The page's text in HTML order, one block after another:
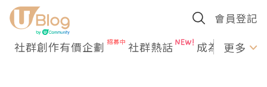
會員登記
社群創作有價企劃 社群熱話 成為U更多